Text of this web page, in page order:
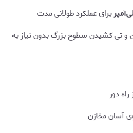
برای عملکرد طولانی مدت
و تی کشیدن سطوح بزرگ بدون نیاز به
آسان مخازن